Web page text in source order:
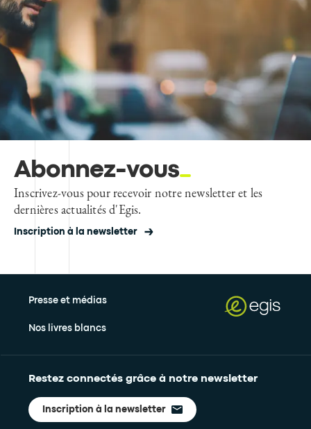
Abonnez-vous
Inscrivez-vous pour recevoir notre newsletter et les
dernières actualités d'Egis.
Inscription à la newsletter
Presse et médias
Nos livres blancs
Restez connectés grâce à notre newsletter
Inscription à la newsletter